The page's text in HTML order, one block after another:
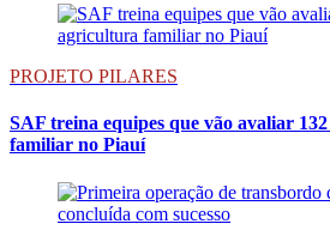
PROJETO PILARES
SAF treina equipes que vão avaliar
familiar no Piauí